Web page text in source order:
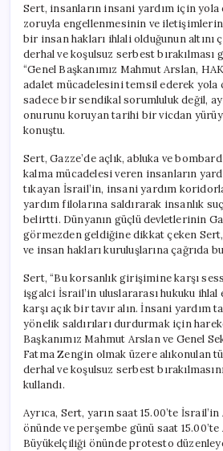
Sert, insanların insani yardım için yola
zoruyla engellenmesinin ve
bir insan hakları ihlali olduğunun
derhal ve koşulsuz serbest
“Genel Başkanımız Mahmut Arslan,
adalet mücadelesini temsil ederek yola
sadece bir sendikal sorumluluk değil,
onurunu koruyan tarihi bir vicdan
konuştu.
Sert, Gazze’de açlık, abluka ve
kalma mücadelesi veren insanların
tıkayan İsrail’in, insani yardım
yardım filolarına saldırarak insanlık
belirtti. Dünyanın güçlü devletlerinin
görmezden geldiğine dikkat çeken
ve insan hakları kuruluşlarına çağrıda
Sert, “Bu korsanlık girişimine karşı
işgalci İsrail’in uluslararası hukuku ihlal
karşı açık bir tavır alın. İnsani yardım
yönelik saldırıları durdurmak için
Başkanımız Mahmut Arslan ve Genel
Fatma Zengin olmak üzere alıkonulan
derhal ve koşulsuz serbest
kullandı.
Ayrıca, Sert, yarın saat 15.00’te
önünde ve perşembe günü saat 15.00’te
Büyükelçiliği önünde protesto